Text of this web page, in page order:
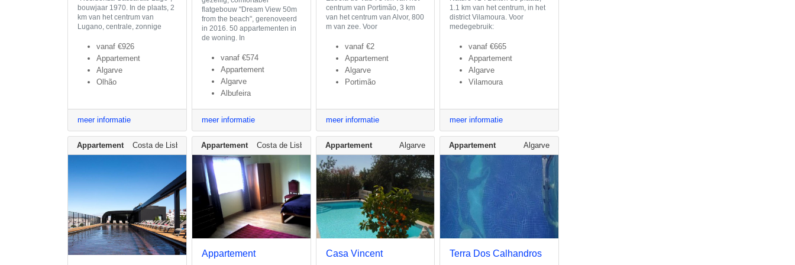
bouwjaar 1970. In de plaats, 2
km van het centrum van
Lugano, centrale, zonnige
vanaf €926
Appartement
Algarve
Olhão
meer informatie
flatgebouw "Dream View 50m
from the beach", gerenoveerd
in 2016. 50 appartementen in
de woning. In
vanaf€574
Appartement
Algarve
Albufeira
meer informatie
centrum van Portimão, 3 km
van het centrum van Alvor, 800
m van zee. Voor
vanaf€2
Appartement
Algarve
Portimão
meer informatie
1.1 km van het centrum, in het
district Vilamoura. Voor
medegebruik:
vanaf €665
Appartement
Algarve
Vilamoura
meer informatie
Appartement Costa de Lisboa Appartement Costa de Lisboa
Appartement
Appartement Algarve
Casa Vincent
Appartement Algarve
Terra Dos Calhandros